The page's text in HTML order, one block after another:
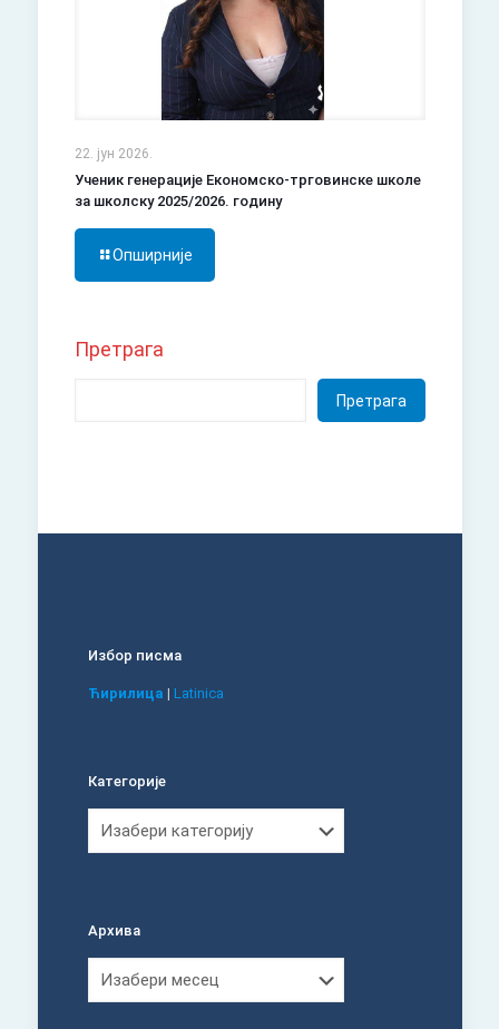
22. јун 2026.
Ученик генерације Економско-трговинске школе
за школску 2025/2026. годину
Опширније
Претрага
Претрага
Избор писма
Ћирилица | Latinica
Категорије
Архива